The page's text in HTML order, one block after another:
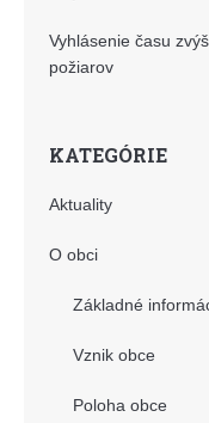
Vyhlásenie času
požiarov
KATEGÓRIE
Aktuality
O obci
Základné
Vznik obce
Poloha obce